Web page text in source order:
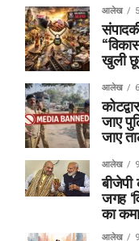
आलेख
खुली
आलेख
जाए
जाए
आलेख
जगह
का
आलेख